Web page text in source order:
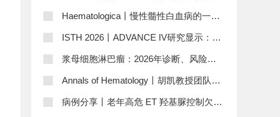
持续缓解率并改善患者获益
与治疗更新
Haematologica丨慢性髓性白血病的一线
治疗：是否存在最优选择？
ISTH 2026丨ADVANCE IV研究显示：靶
向IgG介导免疫机制，新型治疗策略助力
ITP患者快速实现持续血小板应答
浆母细胞淋巴瘤：2026年诊断、风险分
层与治疗更新
Annals of Hematology丨胡凯教授团队：
基线营养状况决定复发/难治性淋巴瘤中
病例分享丨老年高危 ET 羟基脲控制欠